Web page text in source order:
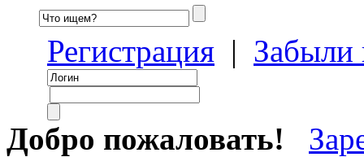
Регистрация | Забыли
Добро пожаловать!